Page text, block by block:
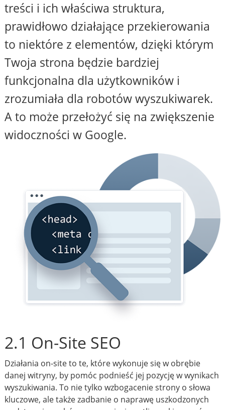
treści i ich właściwa struktura,
prawidłowo działające przekierowania
to niektóre z elementów, dzięki którym
Twoja strona będzie bardziej
funkcjonalna dla użytkowników i
zrozumiała dla robotów wyszukiwarek.
A to może przełożyć się na zwiększenie
widoczności w Google.
2.1 On-Site SEO
Działania on-site to te, które wykonuje się w obrębie
danej witryny, by pomóc podnieść jej pozycję w wynikach
wyszukiwania. To nie tylko wzbogacenie strony o słowa
kluczowe, ale także zadbanie o naprawę uszkodzonych